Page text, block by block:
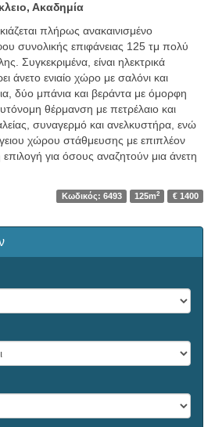
Ακαδημία
πλήρως ανακαινισμένο
συνολικής επιφάνειας 125 τμ πολύ
Συγκεκριμένα, είναι ηλεκτρικά
άνετο ενιαίο χώρο με σαλόνι και
δύο μπάνια και βεράντα με όμορφη
θέρμανση με πετρέλαιο και
συναγερμό και ανελκυστήρα, ενώ
χώρου στάθμευσης με επιπλέον
για όσους αναζητούν μια άνετη
Κωδικός: 6493 125m2 € 1400